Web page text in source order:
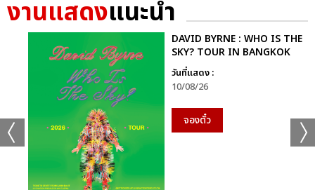
งานแสดงแนะนำ
DAVID BYRNE : WHO IS THE
SKY? TOUR IN BANGKOK
วันที่แสดง :
10/08/26
จองตั๋ว